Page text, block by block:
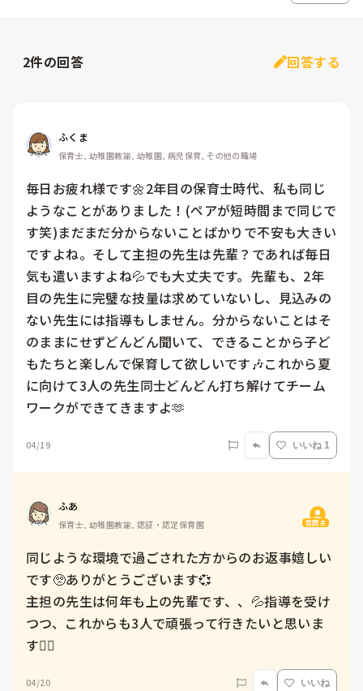
2件の回答 回答する
ふくま
保育士, 幼稚園教諭, 幼稚園, 病児保育, その他の職場
毎日お疲れ様です🌼2年目の保育士時代、私も同じ
ようなことがありました！(ペアが短時間まで同じで
す笑)まだまだ分からないことばかりで不安も大きい
ですよね。そして主担の先生は先輩？であれば毎日
気も遣いますよね💦でも大丈夫です。先輩も、2年
目の先生に完璧な技量は求めていないし、見込みの
ない先生には指導もしません。分からないことはそ
のままにせずどんどん聞いて、できることから子ど
もたちと楽しんで保育して欲しいです🎶これから夏
に向けて3人の先生同士どんどん打ち解けてチーム
ワークができてきますよ🫶
04/19 いいね 1
ふあ
保育士, 幼稚園教諭, 認証・認定保育園 質問主
同じような環境で過ごされた方からのお返事嬉しい
です🥺ありがとうございます💞
主担の先生は何年も上の先輩です、、💦指導を受け
つつ、これからも3人で頑張って行きたいと思いま
す✊🏻
04/20 いいね